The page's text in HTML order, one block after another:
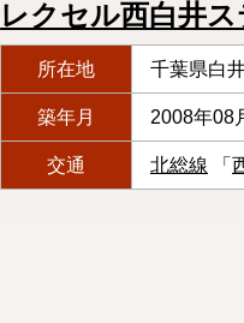
レクセル西白井
所在地 千葉県白
築年月 2008年08
交通 北総線 「